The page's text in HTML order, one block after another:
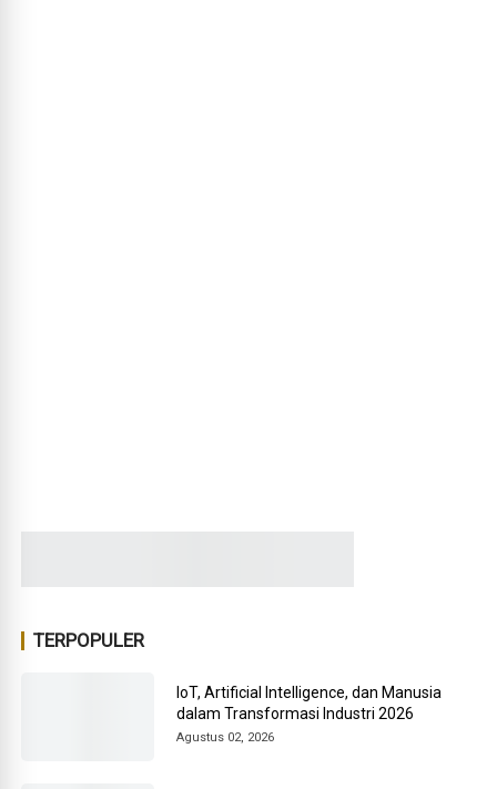
TERPOPULER
IoT, Artificial Intelligence, dan Manusia
dalam Transformasi Industri 2026
Agustus 02, 2026